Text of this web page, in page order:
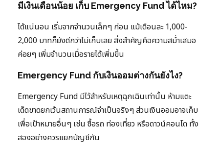
มีเงินเดือนน้อย เก็บ Emergency Fund ได้ไหม?
ได้แน่นอน เริ่มจากจำนวนเล็กๆ ก่อน แม้เดือนละ 1,000-
2,000 บาทก็ยังดีกว่าไม่เก็บเลย สิ่งสำคัญคือความสม่ำเสมอ
ค่อยๆ เพิ่มจำนวนเมื่อรายได้เพิ่มขึ้น
Emergency Fund กับเงินออมต่างกันยังไง?
Emergency Fund มีไว้สำหรับเหตุฉุกเฉินเท่านั้น ห้ามแตะ
เด็ดขาดยกเว้นสถานการณ์จำเป็นจริงๆ ส่วนเงินออมอาจเก็บ
เพื่อเป้าหมายอื่นๆ เช่น ซื้อรถ ท่องเที่ยว หรือดาวน์คอนโด ทั้ง
สองอย่างควรแยกบัญชีกัน